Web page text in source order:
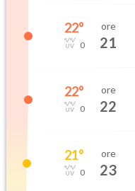
22°
0
ore
21
22°
0
ore
22
21°
0
ore
23